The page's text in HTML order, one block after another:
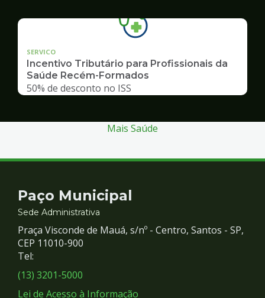
SERVICO
Incentivo Tributário para Profissionais da
Saúde Recém-Formados
50% de desconto no ISS
Mais Saúde
Contato
e
Redes
Sociais
Paço Municipal
Sede Administrativa
Praça Visconde de Mauá, s/nº - Centro, Santos - SP,
CEP 11010-900
Tel:
(13) 3201-5000
Lei de Acesso à Informação